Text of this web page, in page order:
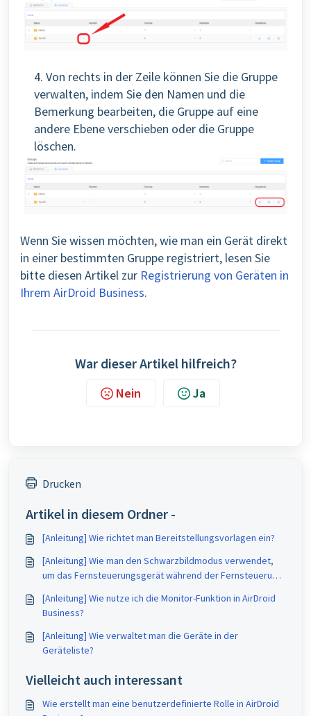
4. Von rechts in der Zeile können Sie die Gruppe
verwalten, indem Sie den Namen und die
Bemerkung bearbeiten, die Gruppe auf eine
andere Ebene verschieben oder die Gruppe
löschen.
Wenn Sie wissen möchten, wie man ein Gerät direkt
in einer bestimmten Gruppe registriert, lesen Sie
bitte diesen Artikel zur Registrierung von Geräten in
Ihrem AirDroid Business.
War dieser Artikel hilfreich?
Nein Ja
Drucken
Artikel in diesem Ordner -
[Anleitung] Wie richtet man Bereitstellungsvorlagen ein?
[Anleitung] Wie man den Schwarzbildmodus verwendet,
um das Fernsteuerungsgerät während der Fernsteuerung
[Anleitung] Wie nutze ich die Monitor-Funktion in AirDroid
Business?
[Anleitung] Wie verwaltet man die Geräte in der
Geräteliste?
Vielleicht auch interessant
Wie erstellt man eine benutzerdefinierte Rolle in AirDroid